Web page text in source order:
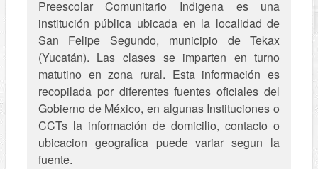
Preescolar Comunitario Indigena es una
institución pública ubicada en la localidad de
San Felipe Segundo, municipio de Tekax
(Yucatán). Las clases se imparten en turno
matutino en zona rural. Esta información es
recopilada por diferentes fuentes oficiales del
Gobierno de México, en algunas Instituciones o
CCTs la información de domicilio, contacto o
ubicacion geografica puede variar segun la
fuente.